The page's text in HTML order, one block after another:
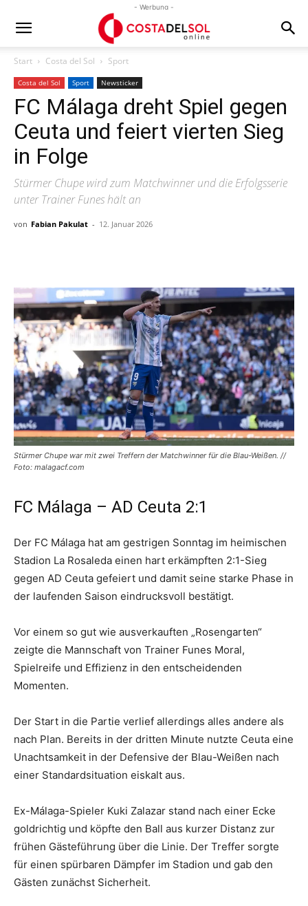
- Werbung -
Start Costa del Sol Sport
Costa del Sol Sport Newsticker
FC Málaga dreht Spiel gegen
Ceuta und feiert vierten Sieg
in Folge
Stürmer Chupe wird zum Matchwinner und die Erfolgsserie
unter Trainer Funes hält an
von Fabian Pakulat - 12. Januar 2026
Stürmer Chupe war mit zwei Treffern der Matchwinner für die Blau-Weißen. //
Foto: malagacf.com
FC Málaga – AD Ceuta 2:1
Der FC Málaga hat am gestrigen Sonntag im heimischen
Stadion La Rosaleda einen hart erkämpften 2:1-Sieg
gegen AD Ceuta gefeiert und damit seine starke Phase in
der laufenden Saison eindrucksvoll bestätigt.
Vor einem so gut wie ausverkauften „Rosengarten“
zeigte die Mannschaft von Trainer Funes Moral,
Spielreife und Effizienz in den entscheidenden
Momenten.
Der Start in die Partie verlief allerdings alles andere als
nach Plan. Bereits in der dritten Minute nutzte Ceuta eine
Unachtsamkeit in der Defensive der Blau-Weißen nach
einer Standardsituation eiskalt aus.
Ex-Málaga-Spieler Kuki Zalazar stand nach einer Ecke
goldrichtig und köpfte den Ball aus kurzer Distanz zur
frühen Gästeführung über die Linie. Der Treffer sorgte
für einen spürbaren Dämpfer im Stadion und gab den
Gästen zunächst Sicherheit.